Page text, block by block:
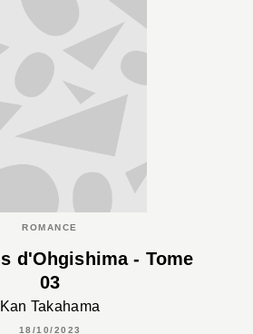
ROMANCE
d'Ohgishima - Tome
03
Kan Takahama
18/10/2023